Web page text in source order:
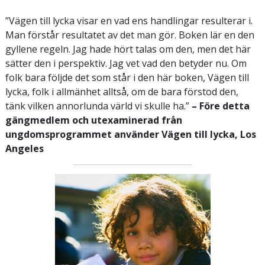
”Vägen till lycka visar en vad ens handlingar resulterar i.
Man förstår resultatet av det man gör. Boken lär en den
gyllene regeln. Jag hade hört talas om den, men det här
sätter den i perspektiv. Jag vet vad den betyder nu. Om
folk bara följde det som står i den här boken, Vägen till
lycka, folk i allmänhet alltså, om de bara förstod den,
tänk vilken annorlunda värld vi skulle ha.” – Före detta
gängmedlem och utexaminerad från
ungdomsprogrammet använder Vägen till lycka, Los
Angeles